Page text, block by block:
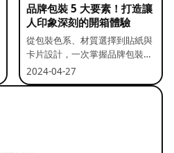
品牌包裝 5 大要素！打造讓
人印象深刻的開箱體驗
從包裝色系、材質選擇到貼紙與
卡片設計，一次掌握品牌包裝的
關鍵要素。
2024-04-27